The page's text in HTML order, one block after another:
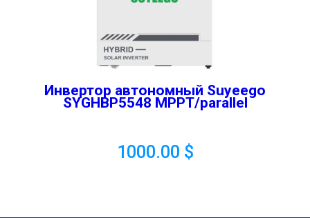
Инвертор автономный Suyeego
SYGHBP5548 MPPT/parallel
1000.00 $